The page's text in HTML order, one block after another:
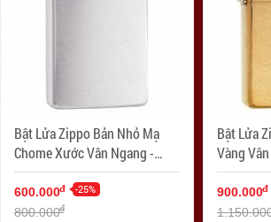
Bật Lửa Zippo Bản Nhỏ Mạ
Chome Xước Vân Ngang -
SKU 1600 – Zippo Slim
Brushed Chrome
600.000đ -25%
800.000đ
Bật Lửa
Vàng
168 –
Brass
900.000đ